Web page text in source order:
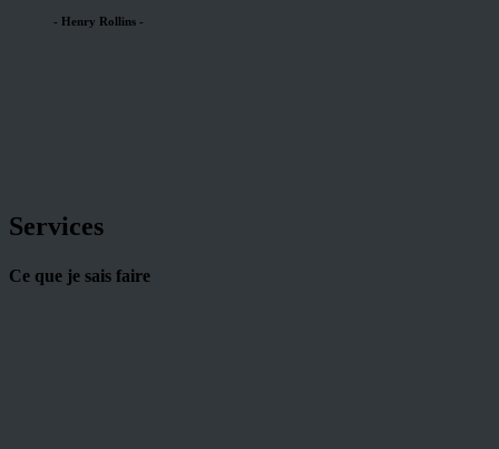
- Henry Rollins -
Services
Ce que je sais faire